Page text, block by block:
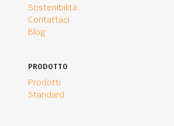
Sostenibilità
Contattaci
Blog
PRODOTTO
Prodotti
Standard